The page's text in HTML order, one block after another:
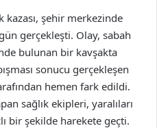
kazası, şehir merkezinde
gerçekleşti. Olay, sabah
bulunan bir kavşakta
sonucu gerçekleşen
hemen fark edildi.
sağlık ekipleri, yaralıları
bir şekilde harekete geçti.